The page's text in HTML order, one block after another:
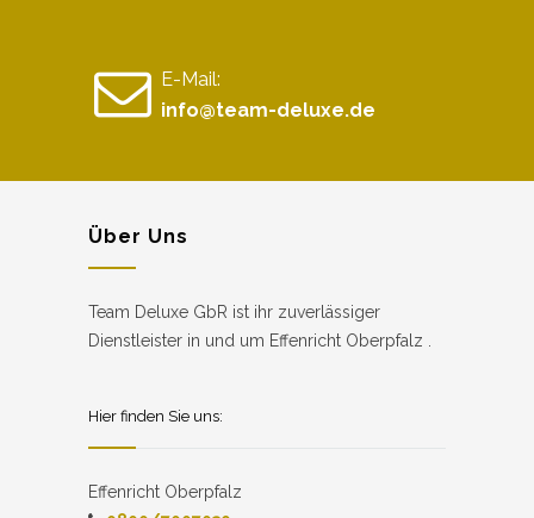
E-Mail:
info@team-deluxe.de
Über Uns
Team Deluxe GbR ist ihr zuverlässiger
Dienstleister in und um Effenricht Oberpfalz .
Hier finden Sie uns:
Effenricht Oberpfalz